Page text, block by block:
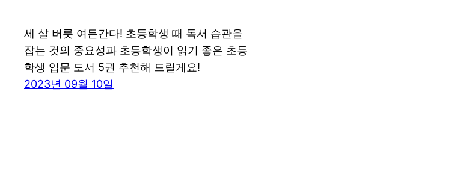
세 살 버릇 여든간다! 초등학생 때 독서 습관을
잡는 것의 중요성과 초등학생이 읽기 좋은 초등
학생 입문 도서 5권 추천해 드릴게요!
2023년 09월 10일